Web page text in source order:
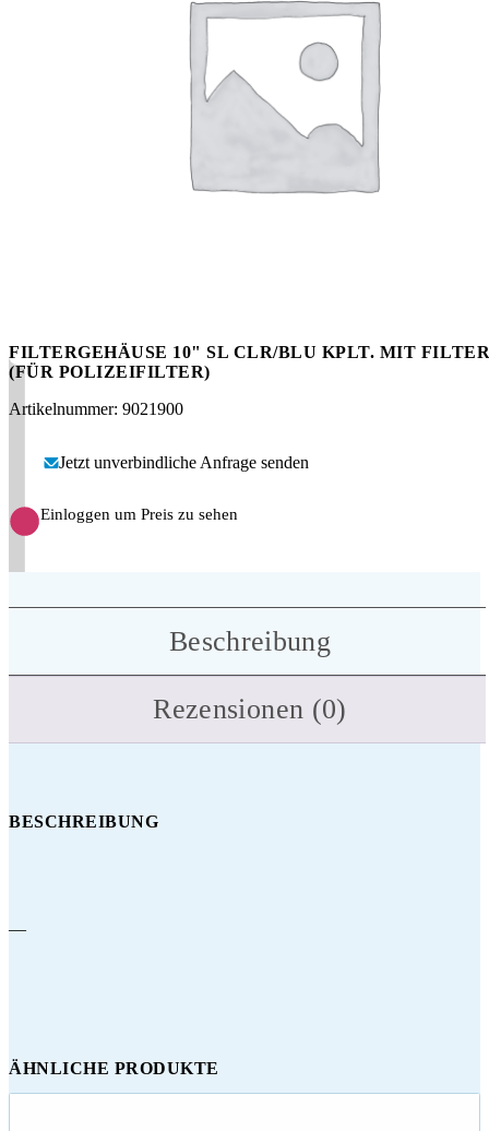
FILTERGEHÄUSE 10" SL CLR/BLU KPLT. MIT
(FÜR POLIZEIFILTER)
Artikelnummer: 9021900
Jetzt unverbindliche Anfrage senden
Einloggen um Preis zu sehen
Beschreibung
Rezensionen (0)
BESCHREIBUNG
—
ÄHNLICHE PRODUKTE